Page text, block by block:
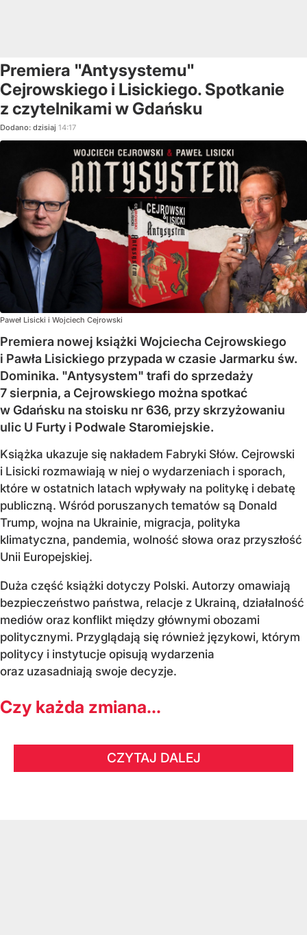
Premiera "Antysystemu"
Cejrowskiego i Lisickiego. Spotkanie
z czytelnikami w Gdańsku
Dodano: dzisiaj 14:17
Paweł Lisicki i Wojciech Cejrowski
Premiera nowej książki Wojciecha Cejrowskiego
i Pawła Lisickiego przypada w czasie Jarmarku św.
Dominika. "Antysystem" trafi do sprzedaży
7 sierpnia, a Cejrowskiego można spotkać
w Gdańsku na stoisku nr 636, przy skrzyżowaniu
ulic U Furty i Podwale Staromiejskie.
Książka ukazuje się nakładem Fabryki Słów. Cejrowski
i Lisicki rozmawiają w niej o wydarzeniach i sporach,
które w ostatnich latach wpływały na politykę i debatę
publiczną. Wśród poruszanych tematów są Donald
Trump, wojna na Ukrainie, migracja, polityka
klimatyczna, pandemia, wolność słowa oraz przyszłość
Unii Europejskiej.
Duża część książki dotyczy Polski. Autorzy omawiają
bezpieczeństwo państwa, relacje z Ukrainą, działalność
mediów oraz konflikt między głównymi obozami
politycznymi. Przyglądają się również językowi, którym
politycy i instytucje opisują wydarzenia
oraz uzasadniają swoje decyzje.
Czy każda zmiana...
CZYTAJ DALEJ